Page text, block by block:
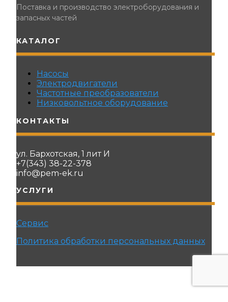
Поставка и производство электроборудования и
запасных частей
КАТАЛОГ
Насосы
Электродвигатели
Частотные преобразователи
Низковольтное оборудование
КОНТАКТЫ
ул. Бархотская, 1 лит И
+7(343) 38-22-378
info@pem-ek.ru
УСЛУГИ
Сервис
Политика обработки персональных данных